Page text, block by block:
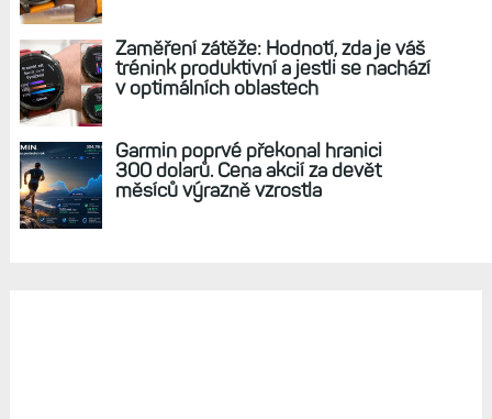
Zaměření zátěže: Hodnotí, zda je váš
trénink produktivní a jestli se nachází
v optimálních oblastech
Garmin poprvé překonal hranici
300 dolarů. Cena akcií za devět
měsíců výrazně vzrostla